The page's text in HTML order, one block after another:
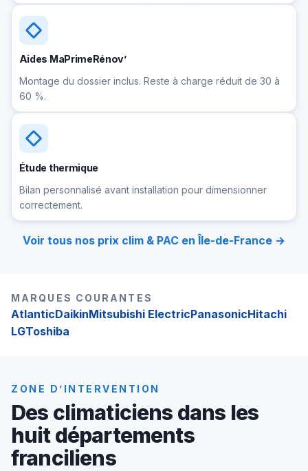
Aides MaPrimeRénov’
Montage du dossier inclus. Reste à charge réduit de 30 à
60 %.
Étude thermique
Bilan personnalisé avant installation pour dimensionner
correctement.
Voir tous nos prix clim & PAC en Île-de-France →
MARQUES COURANTES
AtlanticDaikinMitsubishi ElectricPanasonicHitachi
LGToshiba
ZONE D’INTERVENTION
Des climaticiens dans les
huit départements
franciliens